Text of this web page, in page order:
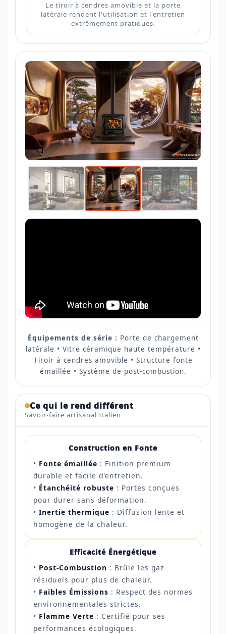
Le tiroir à cendres amovible et la porte
latérale rendent l'utilisation et l'entretien
extrêmement pratiques.
Équipements de série : Porte de chargement
latérale • Vitre céramique haute température •
Tiroir à cendres amovible • Structure fonte
émaillée • Système de post-combustion.
Ce qui le rend différent
Savoir-faire artisanal Italien
Construction en Fonte
• Fonte émaillée : Finition premium
durable et facile d'entretien.
• Étanchéité robuste : Portes conçues
pour durer sans déformation.
• Inertie thermique : Diffusion lente et
homogène de la chaleur.
Efficacité Énergétique
• Post-Combustion : Brûle les gaz
résiduels pour plus de chaleur.
• Faibles Émissions : Respect des normes
environnementales strictes.
• Flamme Verte : Certifié pour ses
performances écologiques.